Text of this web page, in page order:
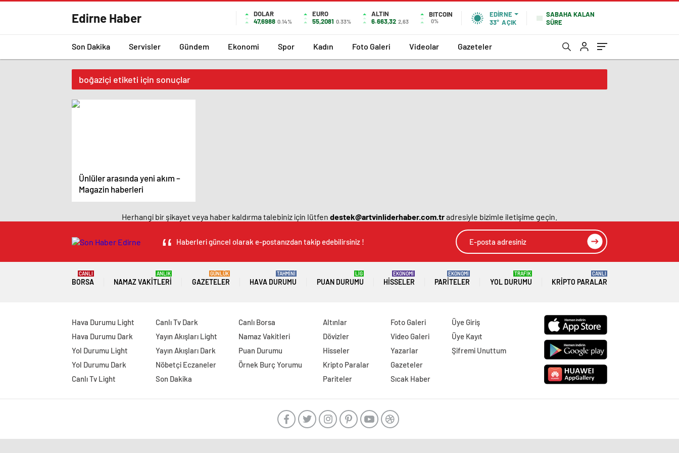
Edirne Haber
DOLAR
47,6988 0.14%
EURO
55,2081 0.33%
ALTIN
6.663,32 2,63
BITCOIN
0%
EDIRNE
33° AÇIK
SABAHA KALAN
SÜRE
Son Dakika Servisler Gündem Ekonomi Spor Kadın Foto Galeri Videolar Gazeteler
boğaziçi etiketi için sonuçlar
Ünlüler arasında yeni akım –
Magazin haberleri
Herhangi bir şikayet veya haber kaldırma talebiniz için lütfen destek@artvinliderhaber.com.tradresiyle bizimle iletişime geçin.
Haberleri güncel olarak e-postanızdan takip edebilirsiniz !
BORSA
CANLI
NAMAZ VAKITLERI
ANLIK
GAZETELER
GÜNLÜK
HAVA DURUMU
TAHMİNİ
PUAN DURUMU
LİG
HISSELER
EKONOMİ
PARITELER
EKONOMİ
YOL DURUMU
TRAFİK
KRIPTO PARALAR
CANLI
Hava Durumu Light
Hava Durumu Dark
Yol Durumu Light
Yol Durumu Dark
Canlı Tv Light
Canlı Tv Dark
Yayın Akışları Light
Yayın Akışları Dark
Nöbetçi Eczaneler
Son Dakika
Canlı Borsa
Namaz Vakitleri
Puan Durumu
Örnek Burç Yorumu
Altınlar
Dövizler
Hisseler
Kripto Paralar
Pariteler
Foto Galeri
Video Galeri
Yazarlar
Gazeteler
Sıcak Haber
Üye Giriş
Üye Kayıt
Şifremi Unuttum